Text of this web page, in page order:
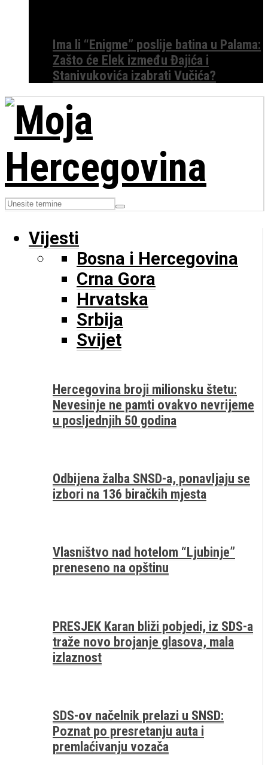
Ima li “Enigme” poslije batina u Palama:
Zašto će Elek između Đajića i
Stanivukovića izabrati Vučića?
Vijesti
Bosna i Hercegovina
Crna Gora
Hrvatska
Srbija
Svijet
Hercegovina broji milionsku štetu:
Nevesinje ne pamti ovakvo nevrijeme
u posljednjih 50 godina
Odbijena žalba SNSD-a, ponavljaju se
izbori na 136 biračkih mjesta
Vlasništvo nad hotelom “Ljubinje”
preneseno na opštinu
PRESJEK Karan bliži pobjedi, iz SDS-a
traže novo brojanje glasova, mala
izlaznost
SDS-ov načelnik prelazi u SNSD:
Poznat po presretanju auta i
premlaćivanju vozača